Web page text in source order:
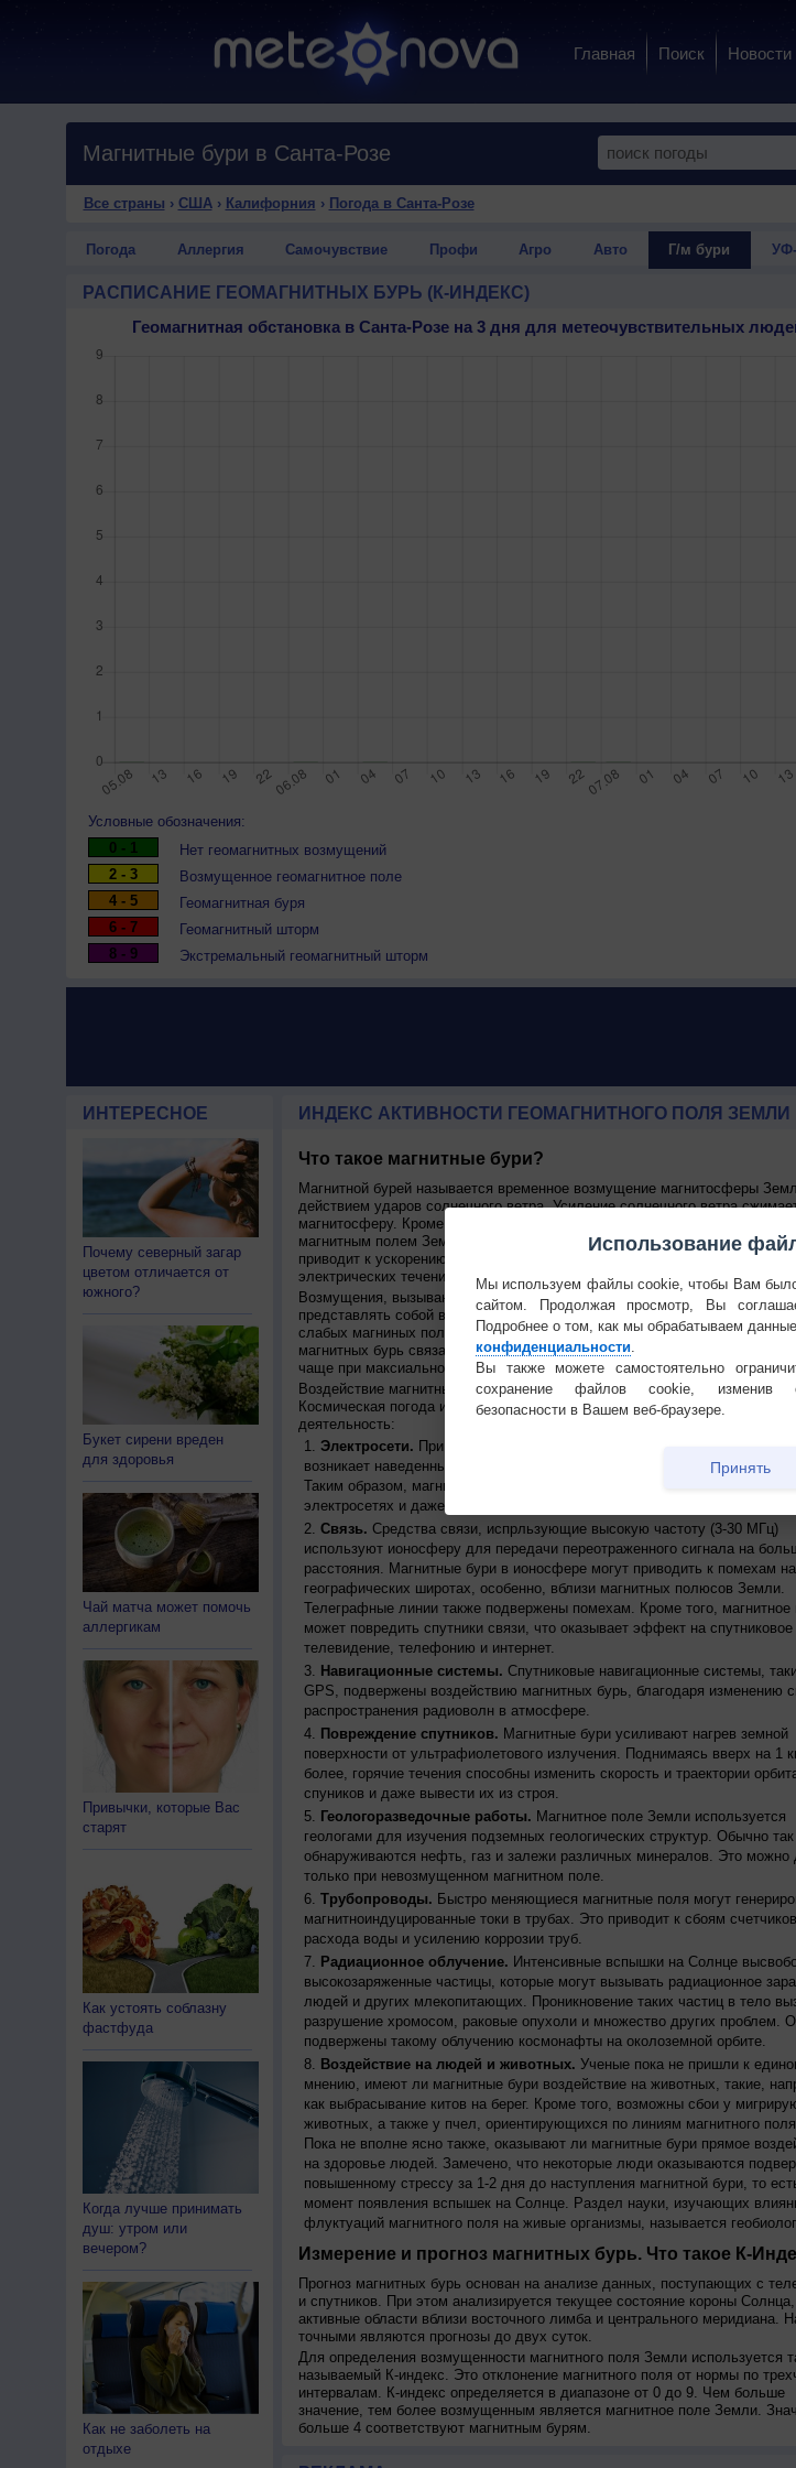
Главная Поиск Новости
Магнитные бури в Санта-Розе
Все страны › США› Калифорния › Погода в Санта-Розе
Погода Аллергия Самочувствие Профи Агро Авто Г/м бури
РАСПИСАНИЕ ГЕОМАГНИТНЫХ БУРЬ (К-ИНДЕКС)
Геомагнитная обстановка в Санта-Розе на 3 дня для метеочувствительных
Условные обозначения:
0 - 1
Нет геомагнитных возмущений
2 - 3
Возмущенное геомагнитное поле
4 - 5
Геомагнитная буря
6 - 7
Геомагнитный шторм
8 - 9
Экстремальный геомагнитный шторм
ИНТЕРЕСНОЕ
Почему северный загар
цветом отличается от
южного?
Букет сирени вреден
для здоровья
Чай матча может помочь
аллергикам
Привычки, которые Вас
старят
Как устоять соблазну
фастфуда
Когда лучше принимать
душ: утром или
вечером?
Как не заболеть на
отдыхе
ИНДЕКС АКТИВНОСТИ ГЕОМАГНИТНОГО ПОЛЯ ЗЕМЛИ
Что такое магнитные бури?
Магнитной бурей называется временное возмущение магнитосферы
действием ударов солнечного ветра. Усиление солнечного ветра
магнитосферу. Кроме того, магнитное поле солнечного ветра
магнитным полем Земли, передавая часть своей энергии в
приводит к ускорению движения плазмы через магнитосферу и
электрических течений.
Возмущения, вызывающие бурю, могут быть причиной коронарного
представлять собой высокоскоростной поток солнечного ветра из
слабых магниных полей на поверхности Солнца. Частота усилений и
магнитных бурь связана с циклом солнечных пятен. Коронарные бури
чаще при максиальной активности солнца, а потоковые - при
Воздействие магнитных бурь на Землю называется космической погодой.
Космическая погода иммет следующие воздейсвия на хозяйственную
деятельность:
Электросети. При движении магнитного поля около проводника, в нем
возникает наведенный ток, что может приводить к перегрузкам в
Таким образом, магнитные бури могут вызывать масштабные сбои в
электросетях и даже приводить к веерным отключениям электроэнергии.
Связь. Средства связи, испрльзующие высокую частоту (3-30 МГц)
используют ионосферу для передачи переотраженного сигнала на
расстояния. Магнитные бури в ионосфере могут приводить к помехам
географических широтах, особенно, вблизи магнитных полюсов Земли.
Телеграфные линии также подвержены помехам. Кроме того, магнитное
может повредить спутники связи, что оказывает эффект на спутниковое
телевидение, телефонию и интернет.
Навигационные системы. Спутниковые навигационные системы,
GPS, подвержены воздействию магнитных бурь, благодаря изменению
распространения радиоволн в атмосфере.
Повреждение спутников. Магнитные бури усиливают нагрев земной
поверхности от ультрафиолетового излучения. Поднимаясь вверх на 1
более, горячие течения способны изменить скорость и траектории
спуников и даже вывести их из строя.
Геологоразведочные работы. Магнитное поле Земли используется
геологами для изучения подземных геологических структур. Обычно так
обнаруживаются нефть, газ и залежи различных минералов. Это можно
только при невозмущенном магнитном поле.
Трубопроводы. Быстро меняющиеся магнитные поля могут
магнитноиндуцированные токи в трубах. Это приводит к сбоям счетчиков
расхода воды и усилению коррозии труб.
Радиационное облучение. Интенсивные вспышки на Солнце
высокозаряженные частицы, которые могут вызывать радиационное
людей и других млекопитающих. Проникновение таких частиц в тело
разрушение хромосом, раковые опухоли и множество других проблем.
подвержены такому облучению космонафты на околоземной орбите.
Воздействие на людей и животных. Ученые пока не пришли к
мнению, имеют ли магнитные бури воздействие на животных, такие,
как выбрасывание китов на берег. Кроме того, возможны сбои у
животных, а также у пчел, ориентирующихся по линиям магнитного
Пока не вполне ясно также, оказывают ли магнитные бури прямое
на здоровье людей. Замечено, что некоторые люди оказываются
повышенному стрессу за 1-2 дня до наступления магнитной бури, то
момент появления вспышек на Солнце. Раздел науки, изучающих
флуктуаций магнитного поля на живые организмы, называется
Измерение и прогноз магнитных бурь. Что такое К-
Прогноз магнитных бурь основан на анализе данных, поступающих с
и спутников. При этом анализируется текущее состояние короны Солнца,
активные области вблизи восточного лимба и центрального меридиана.
точными являются прогнозы до двух суток.
Для определения возмущенности магнитного поля Земли используется
называемый К-индекс. Это отклонение магнитного поля от нормы по
интервалам. К-индекс определяется в диапазоне от 0 до 9. Чем больше
значение, тем более возмущенным является магнитное поле Земли.
больше 4 соответствуют магнитным бурям.
Использование
Мы используем файлы cookie, чтобы Вам
сайтом. Продолжая просмотр, Вы
Подробнее о том, как мы обрабатываем
конфиденциальности
Вы также можете самостоятельно
сохранение файлов cookie, изменив
безопасности в Вашем веб-браузере.
Принять